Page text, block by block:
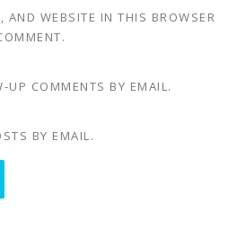
AND WEBSITE IN THIS BROWSER
UP COMMENTS BY EMAIL.
BY EMAIL.